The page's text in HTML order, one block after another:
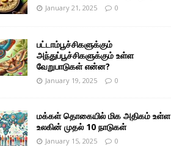
January 21, 2025 0
பட்டாம்பூச்சிகளுக்கும்
அந்துப்பூச்சிகளுக்கும் உள்ள
வேறுபாடுகள் என்ன?
January 19, 2025 0
மக்கள் தொகையில் மிக அதிகம் உள்ள
உலகின் முதல் 10 நாடுகள்
January 15, 2025 0